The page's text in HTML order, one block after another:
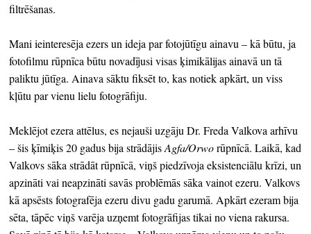
filtrēšanas.
Mani ieinteresēja ezers un ideja par fotojūtīgu ainavu – kā būtu, ja
fotofilmu rūpnīca būtu novadījusi visas ķimikālijas ainavā un tā
paliktu jūtīga. Ainava sāktu fiksēt to, kas notiek apkārt, un viss
kļūtu par vienu lielu fotogrāfiju.
Meklējot ezera attēlus, es nejauši uzgāju Dr. Freda Valkova arhīvu
– šis ķīmiķis 20 gadus bija strādājisAgfa/Orworūpnīcā. Laikā, kad
Valkovs sāka strādāt rūpnīcā, viņš piedzīvoja eksistenciālu krīzi, un
apzināti vai neapzināti savās problēmās sāka vainot ezeru. Valkovs
kā apsēsts fotografēja ezeru divu gadu garumā. Apkārt ezeram bija
sēta, tāpēc viņš varēja uzņemt fotogrāfijas tikai no viena rakursa.